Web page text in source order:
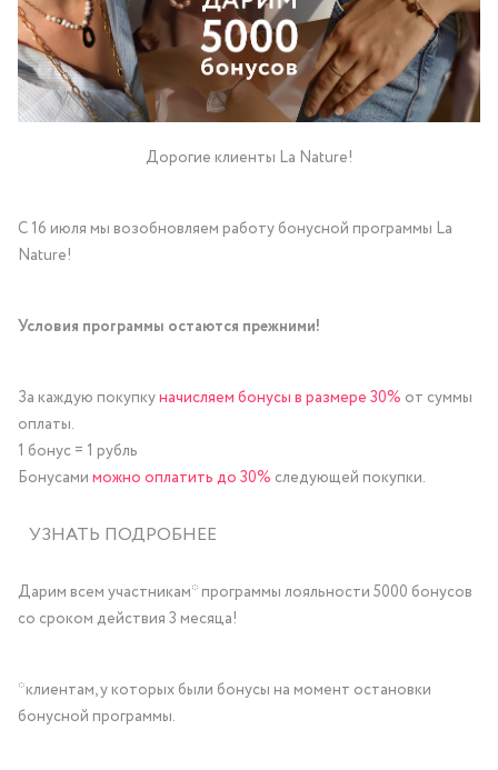
Дорогие клиенты La Nature!
С 16 июля мы возобновляем работу бонусной программы La
Nature!
Условия программы остаются прежними!
За каждую покупкуначисляем бонусы в размере 30% от суммы
оплаты.
1 бонус = 1 рубль
Бонусами можно оплатить до 30% следующей покупки.
УЗНАТЬ ПОДРОБНЕЕ
Дарим всем участникам* программы лояльности 5000 бонусов
со сроком действия 3 месяца!
*клиентам, у которых были бонусы на момент остановки
бонусной программы.